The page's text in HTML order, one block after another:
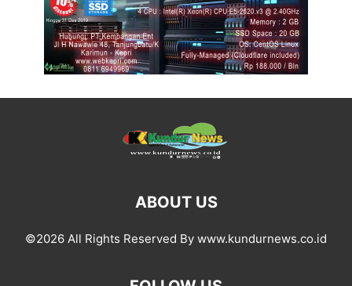
ABOUT US
©2026 All Rights Reserved By www.kundurnews.co.id